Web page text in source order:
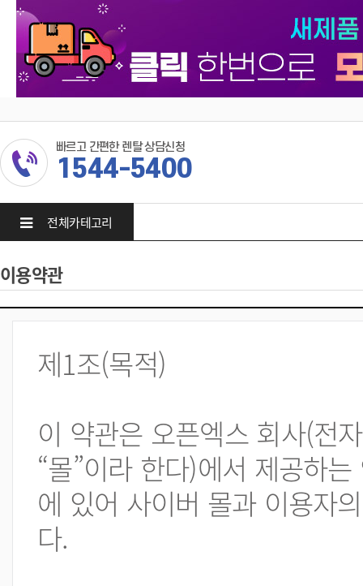
빠르고 간편한 렌탈 상담신청
1544-5400
전체카테고리
이용약관
제1조(목적)
이 약관은 오픈엑스 회사(전
“몰”이라 한다)에서 제공하
에 있어 사이버 몰과 이용자
다.